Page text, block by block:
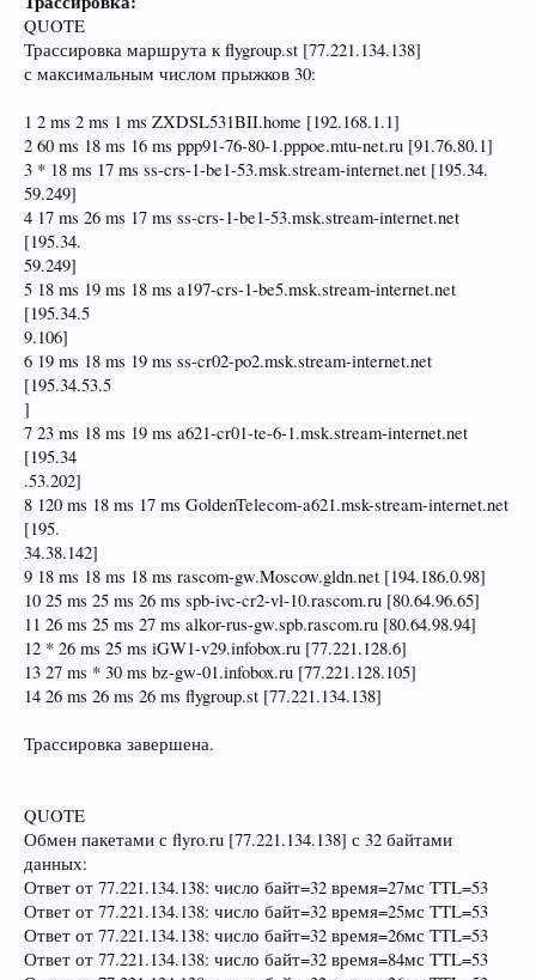
QUOTE
Трассировка маршрута к flygroup.st [77.221.134.138]
с максимальным числом прыжков 30:
1 2 ms 2 ms 1 ms ZXDSL531BII.home [192.168.1.1]
2 60 ms 18 ms 16 ms ppp91-76-80-1.pppoe.mtu-net.ru [91.76.80.1]
3 * 18 ms 17 ms ss-crs-1-be1-53.msk.stream-internet.net [195.34.
59.249]
4 17 ms 26 ms 17 ms ss-crs-1-be1-53.msk.stream-internet.net
[195.34.
59.249]
5 18 ms 19 ms 18 ms a197-crs-1-be5.msk.stream-internet.net
[195.34.5
9.106]
6 19 ms 18 ms 19 ms ss-cr02-po2.msk.stream-internet.net
[195.34.53.5
]
7 23 ms 18 ms 19 ms a621-cr01-te-6-1.msk.stream-internet.net
[195.34
.53.202]
8 120 ms 18 ms 17 ms GoldenTelecom-a621.msk-stream-internet.net
[195.
34.38.142]
9 18 ms 18 ms 18 ms rascom-gw.Moscow.gldn.net [194.186.0.98]
10 25 ms 25 ms 26 ms spb-ivc-cr2-vl-10.rascom.ru [80.64.96.65]
11 26 ms 25 ms 27 ms alkor-rus-gw.spb.rascom.ru [80.64.98.94]
12 * 26 ms 25 ms iGW1-v29.infobox.ru [77.221.128.6]
13 27 ms * 30 ms bz-gw-01.infobox.ru [77.221.128.105]
14 26 ms 26 ms 26 ms flygroup.st [77.221.134.138]
Трассировка завершена.
QUOTE
Обмен пакетами с flyro.ru [77.221.134.138] с 32 байтами
данных:
Ответ от 77.221.134.138: число байт=32 время=27мс TTL=53
Ответ от 77.221.134.138: число байт=32 время=25мс TTL=53
Ответ от 77.221.134.138: число байт=32 время=26мс TTL=53
Ответ от 77.221.134.138: число байт=32 время=84мс TTL=53